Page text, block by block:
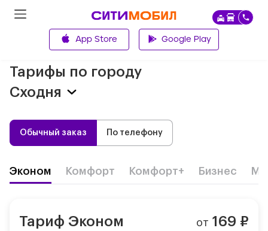
App Store Google Play
Тарифы по городу
Сходня
Обычный заказ По телефону
Эконом Комфорт Комфорт+ Бизнес
Тариф Эконом от 169 ₽